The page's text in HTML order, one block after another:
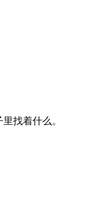
找着什么。